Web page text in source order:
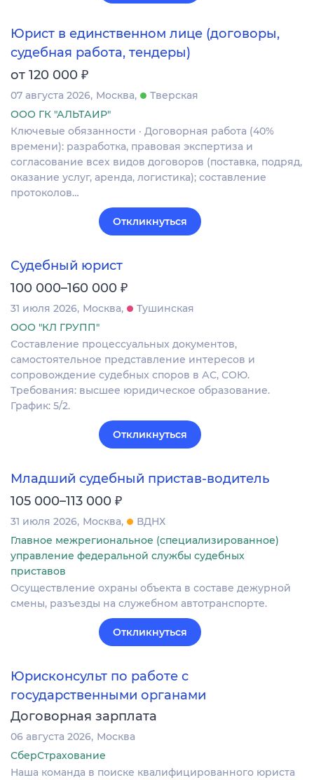
Юрист в единственном лице (договоры,
судебная работа, тендеры)
от 120 000 ₽
07 августа 2026 Москва
Тверская
ООО ГК "АЛЬТАИР"
Ключевые обязанности · Договорная работа (40%
времени): разработка, правовая экспертиза и
согласование всех видов договоров (поставка, подряд,
оказание услуг, аренда, логистика); составление
протоколов…
Откликнуться
Судебный юрист
100 000–160 000 ₽
31 июля 2026 Москва
Тушинская
ООО "КЛ ГРУПП"
Составление процессуальных документов,
самостоятельное представление интересов и
сопровождение судебных споров в АС, СОЮ.
Требования: высшее юридическое образование.
График: 5/2.
Откликнуться
Младший судебный пристав-водитель
105 000–113 000 ₽
31 июля 2026 Москва
ВДНХ
Главное межрегиональное (специализированное)
управление федеральной службы судебных
приставов
Осуществление охраны объекта в составе дежурной
смены, разъезды на служебном автотранспорте.
Откликнуться
Юрисконсульт по работе с
государственными органами
Договорная зарплата
06 августа 2026 Москва
СберСтрахование
Наша команда в поиске квалифицированного юриста